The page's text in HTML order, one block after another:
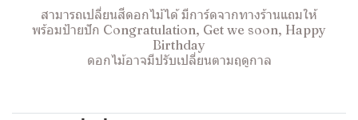
สามารถเปลี่ยนสีดอกไม้ได้ มีการ์ดจากทางร้านแถมให้
พร้อมป้ายปัก Congratulation, Get we soon, Happy
Birthday
ดอกไม้อาจมีปรับเปลี่ยนตามฤดูกาล